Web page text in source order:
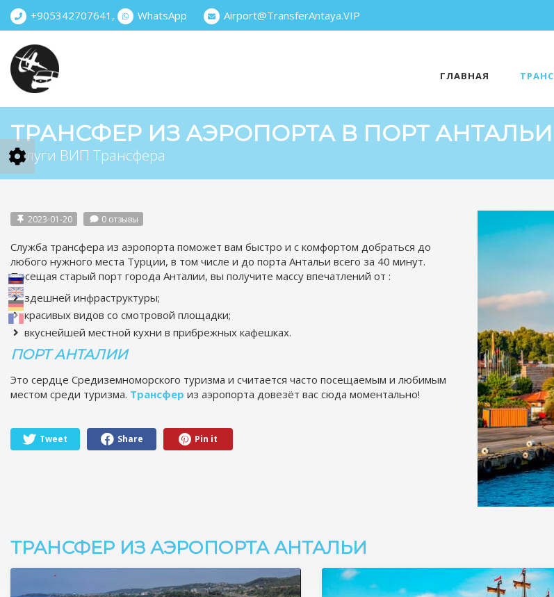
+905342707641 , WhatsApp Airport@TransferAntaya.VIP
ГЛАВНАЯ
ТРАНСФЕР ИЗ АЭРОПОРТА В ПОРТ АНТАЛЬИ
Услуги ВИП Трансфера
2023-01-20 0 отзывы
Служба трансфера из аэропорта поможет вам быстро и с комфортом добраться до
любого нужного места Турции, в том числе и до порта Антальи всего за 40 минут.
Посещая старый порт города Анталии, вы получите массу впечатлений от :
здешней инфраструктуры;
красивых видов со смотровой площадки;
вкуснейшей местной кухни в прибрежных кафешках.
ПОРТ АНТАЛИИ
Это сердце Средиземноморского туризма и считается часто посещаемым и любимым
местом среди туризма. Трансфер из аэропорта довезёт вас сюда моментально!
Tweet Share Pin it
ТРАНСФЕР ИЗ АЭРОПОРТА АНТАЛЬИ